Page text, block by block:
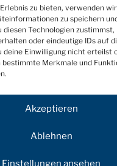
zu bieten, verwenden
zu speichern
diesen Technologien
oder eindeutige IDs auf
deine Einwilligung nicht erteilst
bestimmte Merkmale und
Akzeptieren
Ablehnen
Einstellungen ansehen
Mitglieder intern
Impressum
Datenschutz
• Dr.-S.-Allende-Str. 46
0049 – (0)371 725 478